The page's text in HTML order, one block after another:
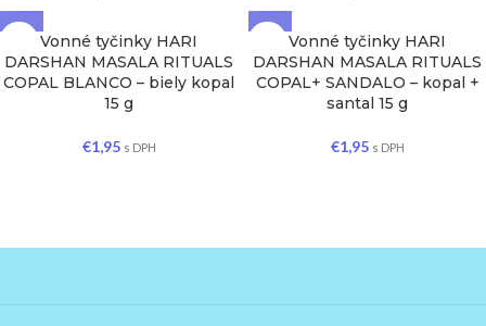
Vonné tyčinky HARI
DARSHAN MASALA RITUALS
COPAL BLANCO – biely kopal
15 g
€1,95 s DPH
Vonné tyčinky HARI
DARSHAN MASALA RITUALS
COPAL+ SANDALO – kopal +
santal 15 g
€1,95 s DPH